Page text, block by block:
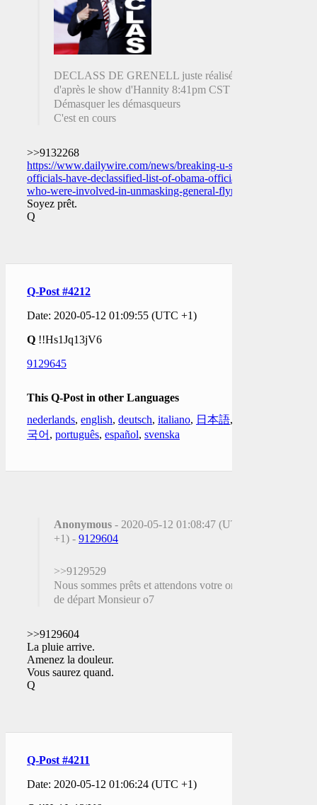
DECLASS DE GRENELL juste réalisée
d'après le show d'Hannity 8:41pm CST
Démasquer les démasqueurs
C'est en cours
>>9132268
https://www.dailywire.com/news/breaking-u-s-
officials-have-declassified-list-of-obama-officials-
who-were-involved-in-unmasking-general-flynn
Soyez prêt.
Q
Q-Post #4212
Date: 2020-05-12 01:09:55 (UTC +1)
Q !!Hs1Jq13jV6
9129645
This Q-Post in other Languages
nederlands, english, deutsch, italiano, 日本語,
국어 , português, español, svenska
Anonymous - 2020-05-12 01:08:47 (UTC
+1) - 9129604
>>9129529
Nous sommes prêts et attendons votre ordre
de départ Monsieur o7
>>9129604
La pluie arrive.
Amenez la douleur.
Vous saurez quand.
Q
Q-Post #4211
Date: 2020-05-12 01:06:24 (UTC +1)